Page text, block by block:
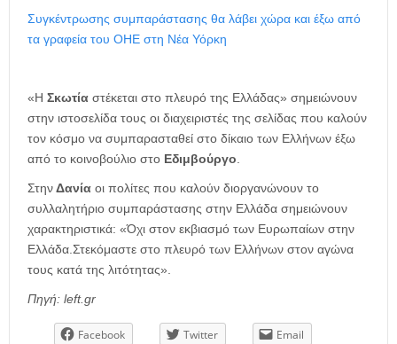
Συγκέντρωσης συμπαράστασης θα λάβει χώρα και έξω από
τα γραφεία του ΟΗΕ στη Νέα Υόρκη
«Η Σκωτία στέκεται στο πλευρό της Ελλάδας» σημειώνουν
στην ιστοσελίδα τους οι διαχειριστές της σελίδας που καλούν
τον κόσμο να συμπαρασταθεί στο δίκαιο των Ελλήνων έξω
από το κοινοβούλιο στο Εδιμβούργο
ΣτηνΔανία οι πολίτες που καλούν διοργανώνουν το
συλλαλητήριο συμπαράστασης στην Ελλάδα σημειώνουν
χαρακτηριστικά: «Όχι στον εκβιασμό των Ευρωπαίων στην
Ελλάδα.Στεκόμαστε στο πλευρό των Ελλήνων στον αγώνα
τους κατά της λιτότητας».
Πηγή: left.gr
Facebook Twitter Email